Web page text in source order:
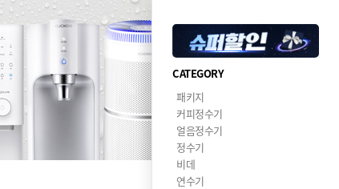
CATEGORY
패키지
커피정수기
얼음정수기
정수기
비데
연수기